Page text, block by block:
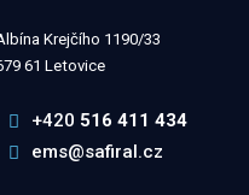
Krejčího 1190/33
61 Letovice
+420 516 411 434
ems@safiral.cz